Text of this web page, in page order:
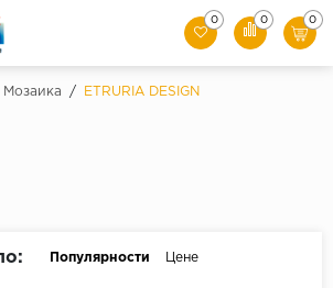
0 0 0
Мозаика / ETRURIA DESIGN
Популярности Цене